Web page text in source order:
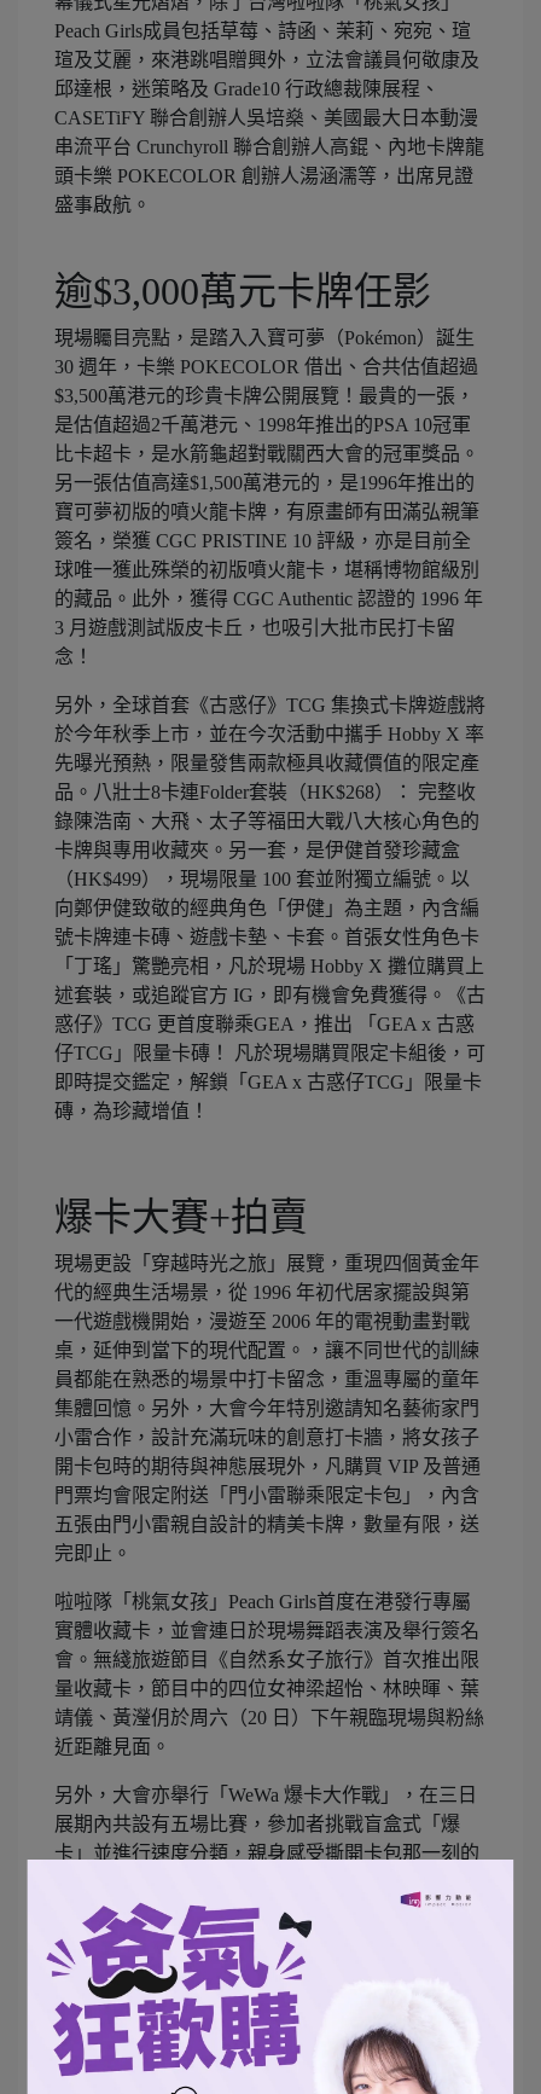
Peach Girls成員包括草莓、詩函、茉莉、宛宛、瑄
瑄及艾麗，來港跳唱贈興外，立法會議員何敬康及
邱達根，迷策略及 Grade10 行政總裁陳展程、
CASETiFY 聯合創辦人吳培燊、美國最大日本動漫
串流平台 Crunchyroll 聯合創辦人高錕、內地卡牌龍
頭卡樂 POKECOLOR 創辦人湯涵濡等，出席見證
盛事啟航。
逾$3,000萬元卡牌任影
現場矚目亮點，是踏入入寶可夢（Pokémon）誕生
30 週年，卡樂 POKECOLOR 借出、合共估值超過
$3,500萬港元的珍貴卡牌公開展覽！最貴的一張，
是估值超過2千萬港元、1998年推出的PSA 10冠軍
比卡超卡，是水箭龜超對戰關西大會的冠軍獎品。
另一張估值高達$1,500萬港元的，是1996年推出的
寶可夢初版的噴火龍卡牌，有原畫師有田滿弘親筆
簽名，榮獲 CGC PRISTINE 10 評級，亦是目前全
球唯一獲此殊榮的初版噴火龍卡，堪稱博物館級別
的藏品。此外，獲得 CGC Authentic 認證的 1996 年
3 月遊戲測試版皮卡丘，也吸引大批市民打卡留
念！
另外，全球首套《古惑仔》TCG 集換式卡牌遊戲將
於今年秋季上市，並在今次活動中攜手 Hobby X 率
先曝光預熱，限量發售兩款極具收藏價值的限定產
品。八壯士8卡連Folder套裝（HK$268）： 完整收
錄陳浩南、大飛、太子等福田大戰八大核心角色的
卡牌與專用收藏夾。另一套，是伊健首發珍藏盒
（HK$499），現場限量 100 套並附獨立編號。以
向鄭伊健致敬的經典角色「伊健」為主題，內含編
號卡牌連卡磚、遊戲卡墊、卡套。首張女性角色卡
「丁瑤」驚艷亮相，凡於現場 Hobby X 攤位購買上
述套裝，或追蹤官方 IG，即有機會免費獲得。《古
惑仔》TCG 更首度聯乘GEA，推出 「GEA x 古惑
仔TCG」限量卡磚！ 凡於現場購買限定卡組後，可
即時提交鑑定，解鎖「GEA x 古惑仔TCG」限量卡
磚，為珍藏增值！
爆卡大賽+拍賣
現場更設「穿越時光之旅」展覽，重現四個黃金年
代的經典生活場景，從 1996 年初代居家擺設與第
一代遊戲機開始，漫遊至 2006 年的電視動畫對戰
桌，延伸到當下的現代配置。，讓不同世代的訓練
員都能在熟悉的場景中打卡留念，重溫專屬的童年
集體回憶。另外，大會今年特別邀請知名藝術家門
小雷合作，設計充滿玩味的創意打卡牆，將女孩子
開卡包時的期待與神態展現外，凡購買 VIP 及普通
門票均會限定附送「門小雷聯乘限定卡包」，內含
五張由門小雷親自設計的精美卡牌，數量有限，送
完即止。
啦啦隊「桃氣女孩」Peach Girls首度在港發行專屬
實體收藏卡，並會連日於現場舞蹈表演及舉行簽名
會。無綫旅遊節目《自然系女子旅行》首次推出限
量收藏卡，節目中的四位女神梁超怡、林映暉、葉
靖儀、黃瀅仴於周六（20 日）下午親臨現場與粉絲
近距離見面。
另外，大會亦舉行「WeWa 爆卡大作戰」，在三日
展期內共設有五場比賽，參加者挑戰盲盒式「爆
卡」並進行速度分類，親身感受撕開卡包那一刻的
的寶可夢珍藏卡牌，首日已成功吸引大批卡迷參
與。另外，日本頂級卡牌買賣平台 Clove 推出互動
遊戲「Clove の Oripa：命運一擊」，現場特別挑選
20 張極具粉絲號召力的精緻人氣卡牌並送出。大會
指定評鑑夥伴 GEA 則於盛會期間首度進駐，為藏
家提供專業的即場評鑑與諮詢服務。